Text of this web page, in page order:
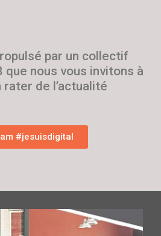
par un collectif
que nous vous invitons à
de l’actualité
#jesuisdigital